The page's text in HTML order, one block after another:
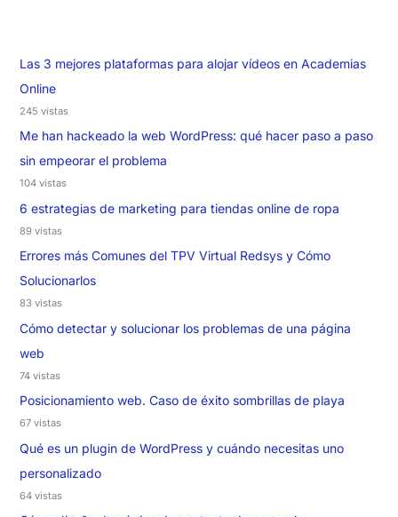
Las 3 mejores plataformas para alojar vídeos en Academias
Online
245 vistas
Me han hackeado la web WordPress: qué hacer paso a paso
sin empeorar el problema
104 vistas
6 estrategias de marketing para tiendas online de ropa
89 vistas
Errores más Comunes del TPV Virtual Redsys y Cómo
Solucionarlos
83 vistas
Cómo detectar y solucionar los problemas de una página
web
74 vistas
Posicionamiento web. Caso de éxito sombrillas de playa
67 vistas
Qué es un plugin de WordPress y cuándo necesitas uno
personalizado
64 vistas